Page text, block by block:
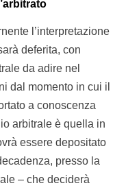
l’interpretazione
deferita, con
da adire nel
dal momento in cui il
a conoscenza
arbitrale è quella in
essere depositato
presso la
– che deciderà